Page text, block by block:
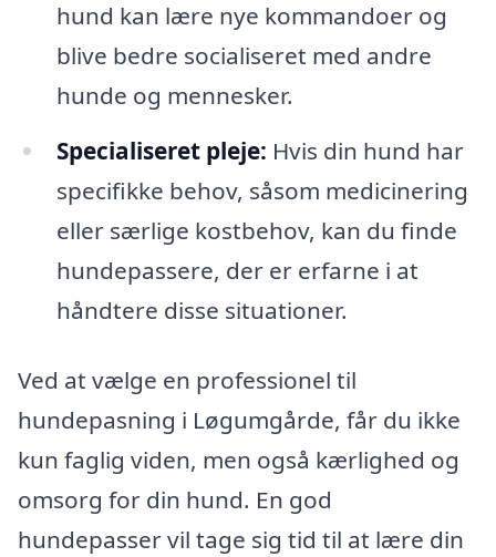
hund kan lære nye kommandoer og
blive bedre socialiseret med andre
hunde og mennesker.
Specialiseret pleje: Hvis din hund har
specifikke behov, såsom medicinering
eller særlige kostbehov, kan du finde
hundepassere, der er erfarne i at
håndtere disse situationer.
Ved at vælge en professionel til
hundepasning i Løgumgårde, får du ikke
kun faglig viden, men også kærlighed og
omsorg for din hund. En god
hundepasser vil tage sig tid til at lære din